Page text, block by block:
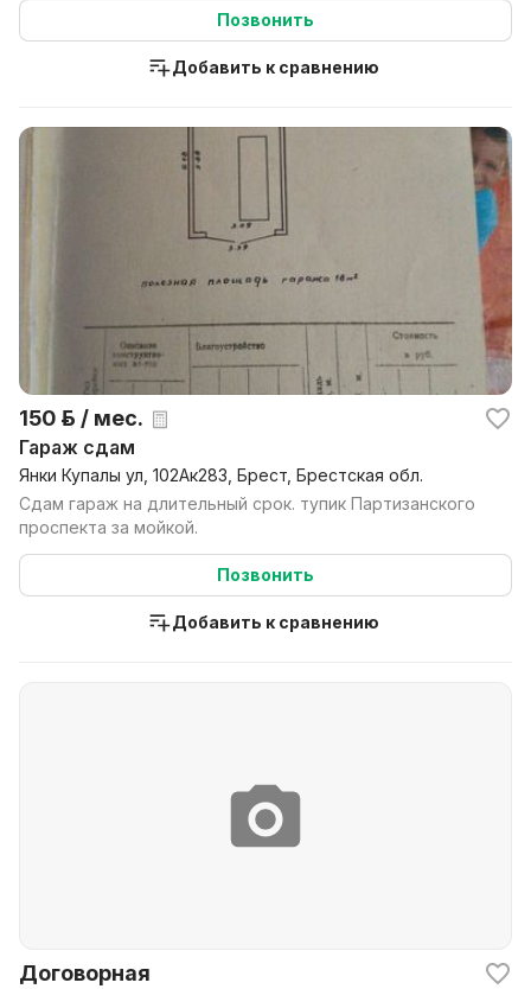
Позвонить
Добавить к сравнению
150 р. / мес.
Гараж сдам
Янки Купалы ул, 102Ак283, Брест, Брестская обл.
Сдам гараж на длительный срок. тупик Партизанского
проспекта за мойкой.
Позвонить
Добавить к сравнению
Договорная